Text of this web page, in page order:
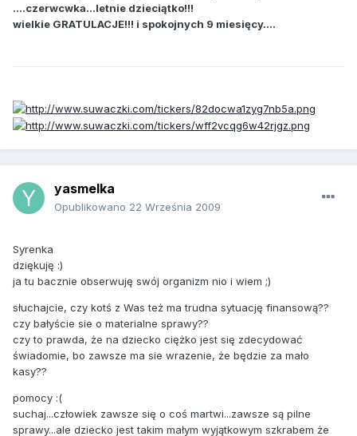
....czerwcwka...letnie dzieciątko!!!
wielkie GRATULACJE!!! i spokojnych 9 miesięcy....
yasmelka
Opublikowano 22 Września 2009
Syrenka
dziękuję :)
ja tu bacznie obserwuję swój organizm nio i wiem ;)
słuchajcie, czy kotś z Was też ma trudna sytuację finansową??
czy bałyście sie o materialne sprawy??
czy to prawda, że na dziecko ciężko jest się zdecydować
świadomie, bo zawsze ma sie wrazenie, że będzie za mało
kasy??
pomocy :(
suchaj...człowiek zawsze się o coś martwi...zawsze są pilne
sprawy...ale dziecko jest takim małym wyjątkowym szkrabem że